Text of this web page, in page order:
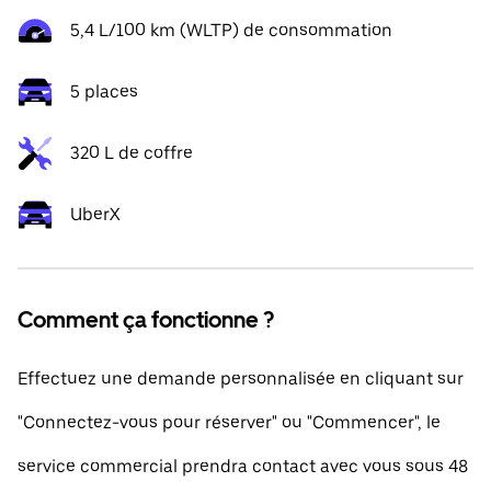
5,4 L/100 km (WLTP) de consommation
5 places
320 L de coffre
UberX
Comment ça fonctionne ?
Effectuez une demande personnalisée en cliquant sur
"Connectez-vous pour réserver" ou "Commencer", le
service commercial prendra contact avec vous sous 48